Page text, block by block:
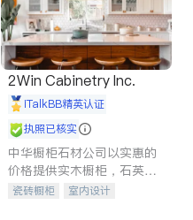
2Win Cabinetry Inc.
iTalkBB精英认证
执照已核实
中华橱柜石材公司以实惠的
价格提供实木橱柜，石英石
台面，多种优质不锈钢水
瓷砖橱柜
室内设计